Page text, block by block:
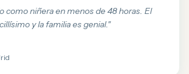
como niñera en menos de 48 horas. El
y la familia es genial."